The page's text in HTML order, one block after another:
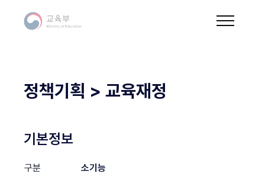
정책기획 > 교육재정
기본정보
구분
소기능